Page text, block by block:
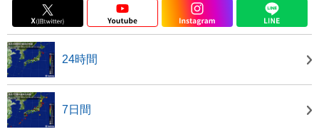
24時間
7日間